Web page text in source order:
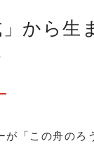
「この舟のろ